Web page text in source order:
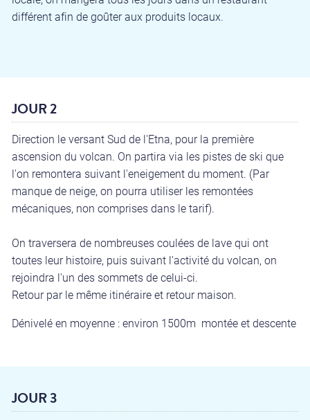
différent afin de goûter aux produits locaux.
JOUR 2
Direction le versant Sud de l'Etna, pour la première
ascension du volcan. On partira via les pistes de ski que
l'on remontera suivant l'eneigement du moment. (Par
manque de neige, on pourra utiliser les remontées
mécaniques, non comprises dans le tarif).
On traversera de nombreuses coulées de lave qui ont
toutes leur histoire, puis suivant l'activité du volcan, on
rejoindra l'un des sommets de celui-ci.
Retour par le même itinéraire et retour maison.
Dénivelé en moyenne : environ 1500m montée et descente
JOUR 3